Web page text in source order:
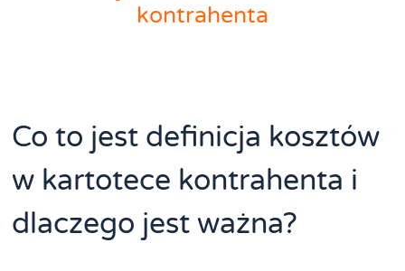
kontrahenta
Co to jest definicja kosztów
w kartotece kontrahenta i
dlaczego jest ważna?